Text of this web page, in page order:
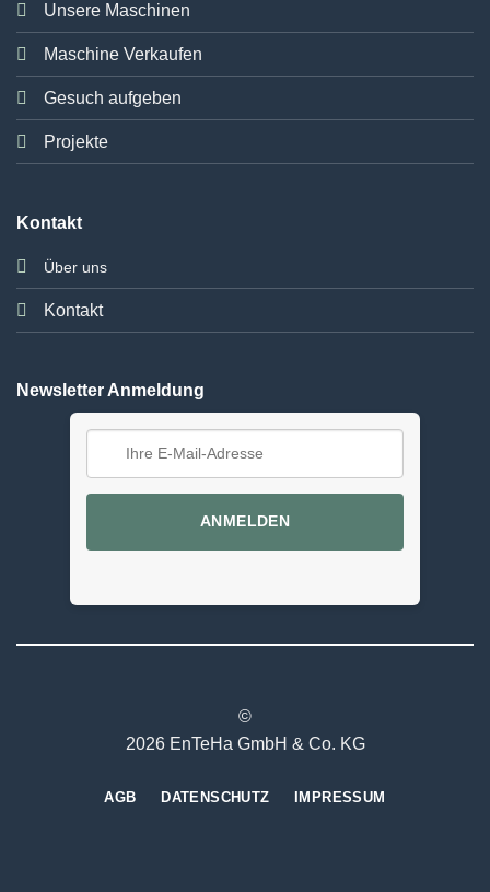
Unsere Maschinen
Maschine Verkaufen
Gesuch aufgeben
Projekte
Kontakt
Über uns
Kontakt
Newsletter Anmeldung
ANMELDEN
©
2026 EnTeHa GmbH & Co. KG
AGB DATENSCHUTZ IMPRESSUM